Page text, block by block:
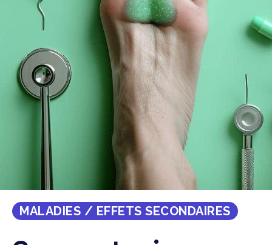
MALADIES / EFFETS SECONDAIRES